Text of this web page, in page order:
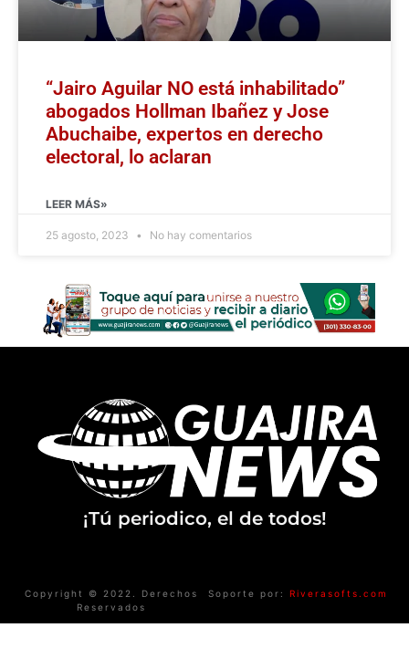
“Jairo Aguilar NO está inhabilitado”
abogados Hollman Ibañez y Jose
Abuchaibe, expertos en derecho
electoral, lo aclaran
LEER MÁS»
25 agosto, 2023 No hay comentarios
¡Tú periodico, el de todos!
Copyright © 2022. Derechos
Reservados
Soporte por: Riverasofts.com